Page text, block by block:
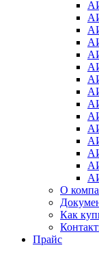
О
Как
Прайс